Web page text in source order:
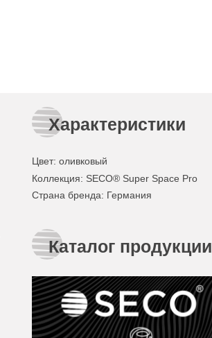
Характеристики
Цвет: оливковый
Коллекция: SECO® Super Space Pro
Страна бренда: Германия
Каталог продукции